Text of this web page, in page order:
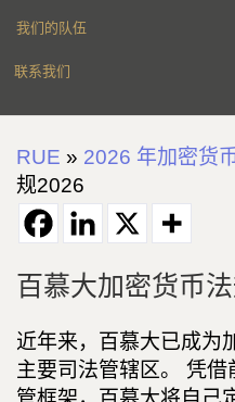
我们的队伍
联系我们
RUE » 2026 年加密货
规2026
百慕大加密货币
近年来，百慕大已成为
主要司法管辖区。 凭